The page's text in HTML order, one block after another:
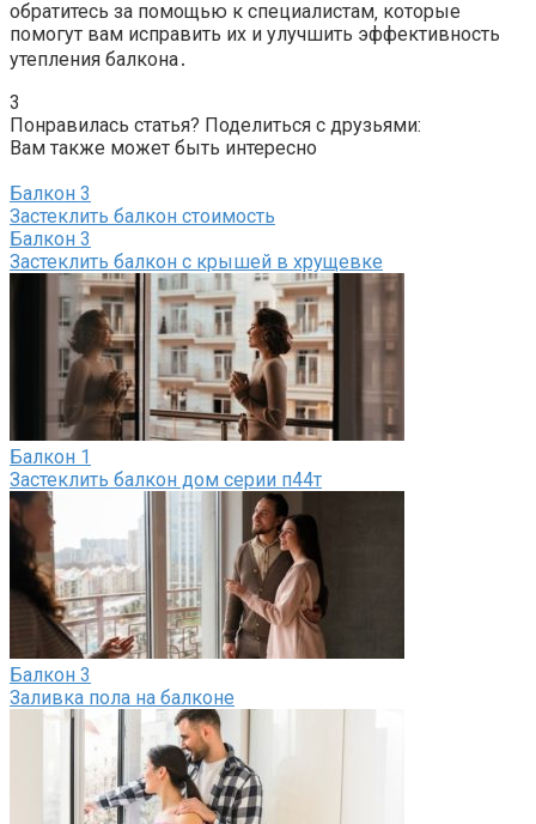
обратитесь за помощью к специалистам‚ которые
помогут вам исправить их и улучшить эффективность
утепления балкона․
3
Понравилась статья? Поделиться с друзьями:
Вам также может быть интересно
Балкон 3
Застеклить балкон стоимость
Балкон 3
Застеклить балкон с крышей в хрущевке
Балкон 1
Застеклить балкон дом серии п44т
Балкон 3
Заливка пола на балконе